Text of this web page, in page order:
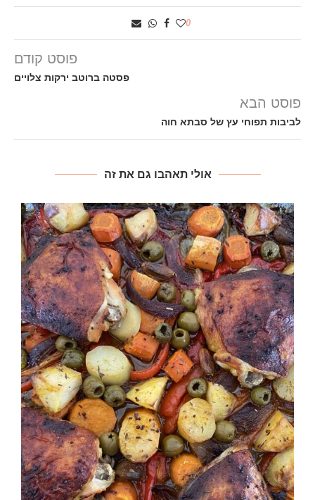
0
פוסט קודם
פסטה ברוטב ירקות צלויים
פוסט הבא
לביבות תפוחי עץ של סבתא חוה
אולי תאהבו גם את זה